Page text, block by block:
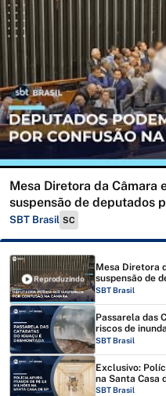
Mesa Diretora da Câmara
suspensão de deputados
SBT Brasil SC
Reproduzindo
Mesa Diretora
suspensão de
#SBTBrasil
SBT Brasil
Passarela das
riscos de
SBT Brasil
Exclusivo:
na Santa Casa
SBT Brasil